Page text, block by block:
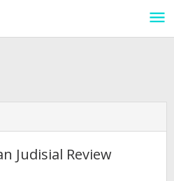
Judisial Review